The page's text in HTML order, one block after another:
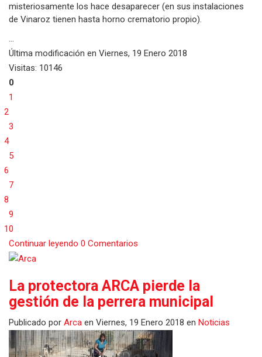
misteriosamente los hace desaparecer (en sus instalaciones
de Vinaroz tienen hasta horno crematorio propio).
...
Última modificación en Viernes, 19 Enero 2018
Visitas: 10146
0
1
2
3
4
5
6
7
8
9
10
Continuar leyendo 0 Comentarios
La protectora ARCA pierde la
gestión de la perrera municipal
Publicado por Arca en Viernes, 19 Enero 2018 en Noticias